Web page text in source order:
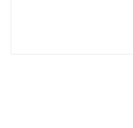
Przejdź do